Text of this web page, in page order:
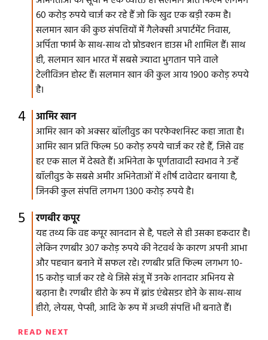
60 करोड़ रुपये चार्ज कर रहे हैं जो कि खुद एक बड़ी रकम है।
सलमान खान की कुछ संपत्तियों में गैलेक्सी अपार्टमेंट निवास,
अर्पिता फार्म के साथ-साथ दो प्रोडक्शन हाउस भी शामिल हैं। साथ
ही, सलमान खान भारत में सबसे ज्यादा भुगतान पाने वाले
टेलीविजन होस्ट हैं। सलमान खान की कुल आय 1900 करोड़ रुपये
है।
आमिर खान
आमिर खान को अक्सर बॉलीवुड का परफेक्शनिस्ट कहा जाता है।
आमिर खान प्रति फिल्म 50 करोड़ रुपये चार्ज कर रहे हैं, जिसे वह
हर एक साल में देखते हैं। अभिनेता के पूर्णतावादी स्वभाव ने उन्हें
बॉलीवुड के सबसे अमीर अभिनेताओं में शीर्ष दावेदार बनाया है,
जिनकी कुल संपत्ति लगभग 1300 करोड़ रुपये है।
रणबीर कपूर
यह तथ्य कि वह कपूर खानदान से है, पहले से ही उसका हकदार है।
लेकिन रणबीर 307 करोड़ रुपये की नेटवर्थ के कारण अपनी आभा
और पहचान बनाने में सफल रहे। रणबीर प्रति फिल्म लगभग 10-
15 करोड़ चार्ज कर रहे थे जिसे संजू में उनके शानदार अभिनय से
बढ़ाना है। रणबीर हीरो के रूप में ब्रांड एंबेसडर होने के साथ-साथ
हीरो, लेयस, पेप्सी, आदि के रूप में अच्छी संपत्ति भी बनाते हैं।
READ NEXT